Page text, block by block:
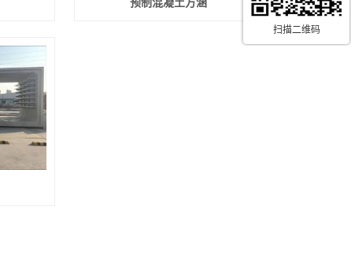
预制混凝土方涵
扫描二维码